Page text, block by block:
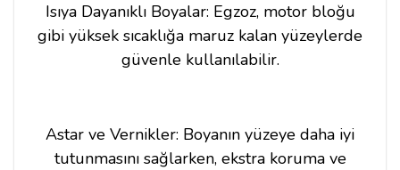
Isıya Dayanıklı Boyalar: Egzoz, motor bloğu
gibi yüksek sıcaklığa maruz kalan yüzeylerde
güvenle kullanılabilir.
Astar ve Vernikler: Boyanın yüzeye daha iyi
tutunmasını sağlarken, ekstra koruma ve